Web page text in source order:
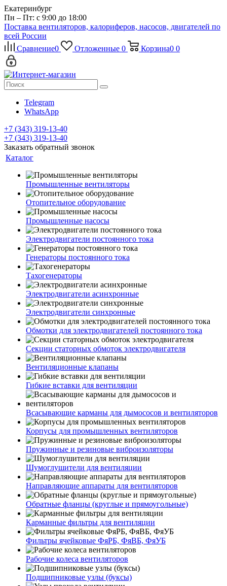
Екатеринбург
Пн – Пт: с 9:00 до 18:00
Поставка вентиляторов, калориферов, насосов, двигателей по
всей России
Сравнение0 Отложенные 0 Корзина0 0
Telegram
WhatsApp
+7 (343) 319-13-40
+7 (343) 319-13-40
Заказать обратный звонок
Каталог
Промышленные вентиляторы
Отопительное оборудование
Промышленные насосы
Электродвигатели постоянного тока
Генераторы постоянного тока
Тахогенераторы
Электродвигатели асинхронные
Электродвигатели синхронные
Обмотки для электродвигателей постоянного тока
Секции статорных обмоток электродвигателя
Вентиляционные клапаны
Гибкие вставки для вентиляции
Всасывающие карманы для дымососов и вентиляторов
Корпусы для промышленных вентиляторов
Пружинные и резиновые виброизоляторы
Шумоглушители для вентиляции
Направляющие аппараты для вентиляторов
Обратные фланцы (круглые и прямоугольные)
Карманные фильтры для вентиляции
Фильтры ячейковые ФяРБ, ФяВБ, ФяУБ
Рабочие колеса вентиляторов
Подшипниковые узлы (буксы)